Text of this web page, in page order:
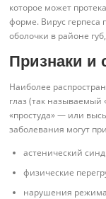
которое может
форме. Вирус герпеса
оболочки в районе
Признаки и
Наиболее
глаз (так называемый
«простуда» — или
заболевания могут
астенический
физические
нарушения